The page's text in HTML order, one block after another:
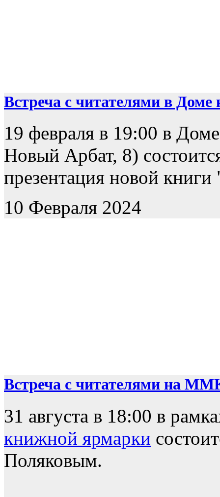
Встреча с читателями в Доме
19 февраля в 19:00 в
Новый Арбат, 8)
презентация новой
10 Февраля 2024
Встреча с читателями на
31 августа в 18:00 в
книжной ярмарки
Поляковым.